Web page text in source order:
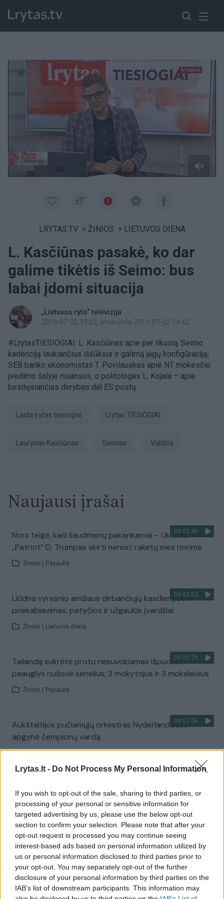
Lrytas.lt - Do Not Process My Personal Information
If you wish to opt-out of the sale, sharing to third parties, or
processing of your personal or sensitive information for
targeted advertising by us, please use the below opt-out
section to confirm your selection. Please note that after your
opt-out request is processed you may continue seeing
interest-based ads based on personal information utilized by
us or personal information disclosed to third parties prior to
your opt-out. You may separately opt-out of the further
disclosure of your personal information by third parties on the
IAB’s list of downstream participants. This information may
Paremkite Ukrainą
LRYTAS.TV > ŽINIOS > LIETUVOS DIENA
L. Kasčiūnas pasakė, ko dar
galime tikėtis iš Seimo: bus
labai įdomi situacija
„Lietuvos ryto“ televizija
2019-07-02 13:03, atnaujinta 2019-07-02 14:42
#LrytasTIESIOGIAI: L. Kasčiūnas apie per likusią Seimo
kadenciją laukiančius iššūkius ir galimą jėgų konfigūraciją;
SEB banko ekonomistas T. Povilauskas apie NT mokesčio
įvedimo šalyje niuansus, o politologas L. Kojala – apie
besitęsiančias derybas dėl ES postų.
laida lrytas tiesiogiai Lrytas TIESIOGIAI
Laurynas Kasčiūnas Seimas valdžia
Naujausi įrašai
00:02:40
Nors teigė, kad šaudmenų pakankamai – Ukrainai
„Patriot“ D. Trumpas skirti nenori: raketų mes norime
Žinios Pasaulis
00:03:52
Liūdna vyresnio amžiaus dirbančiųjų kasdienybė –
priekabiavimas, patyčios ir užgaulūs įvardžiai
Žinios Lietuvos diena
00:00:29
Tailandą sukrėtė protu nesuvokiamas išpuolis:
paauglys nušovė senelius, 3 mokytojus ir 3 moksleivius
Žinios Pasaulis
00:02:08
Aukštaitijos pučiamųjų orkestras Nyderlanduose
apgynė čempionų vardą
Žiūrimiausi įrašai
00:00:30
Vaizdai iš tragiškos avarijos Vilniaus r.: dviejų moterų ir
vaiko gyvybių išgelbėti nepavyko